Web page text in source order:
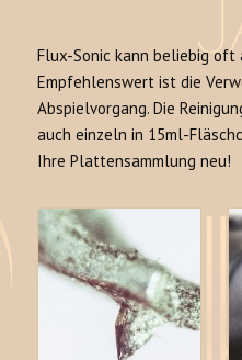
Flux-Sonic kann beliebig oft
Empfehlenswert ist die
Abspielvorgang. Die
auch einzeln in 15ml-
Ihre Plattensammlung neu!